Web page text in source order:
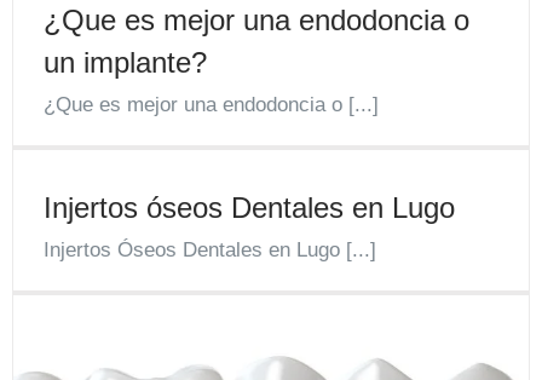
¿Que es mejor una endodoncia o
un implante?
¿Que es mejor una endodoncia o [...]
Injertos óseos Dentales en Lugo
Injertos Óseos Dentales en Lugo [...]